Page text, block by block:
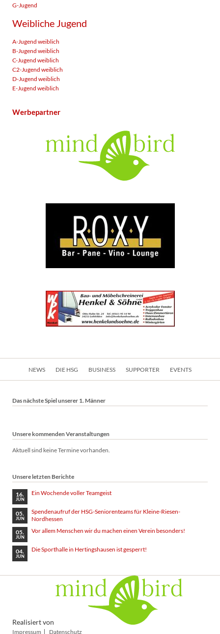
G-Jugend
Weibliche Jugend
A-Jugend weiblich
B-Jugend weiblich
C-Jugend weiblich
C2-Jugend weiblich
D-Jugend weiblich
E-Jugend weiblich
Werbepartner
NEWS DIE HSG BUSINESS SUPPORTER EVENTS
Das nächste Spiel unserer 1. Männer
Unsere kommenden Veranstaltungen
Aktuell sind keine Termine vorhanden.
Unsere letzten Berichte
16.
JUN
Ein Wochende voller Teamgeist
05.
JUN
Spendenaufruf der HSG-Seniorenteams für Kleine-Riesen-
Nordhessen
05.
JUN
Vor allem Menschen wir du machen einen Verein besonders!
04.
JUN
Die Sporthalle in Hertingshausen ist gesperrt!
Realisiert von
Navigation
Impressum Datenschutz